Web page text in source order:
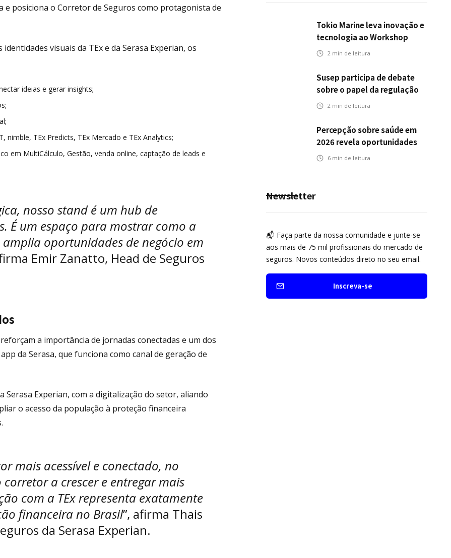
posiciona o Corretor de Seguros como protagonista de
visuais da TEx e da Serasa Experian, os
ideias e gerar insights;
nimble, TEx Predicts, TEx Mercado e TEx Analytics;
em MultiCálculo, Gestão, venda online, captação de leads e
nosso stand é um hub de
É um espaço para mostrar como a
amplia oportunidades de negócio em
Emir Zanatto, Head de Seguros
a importância de jornadas conectadas e um dos
da Serasa, que funciona como canal de geração de
Experian, com a digitalização do setor, aliando
o acesso da população à proteção financeira
mais acessível e conectado, no
a crescer e entregar mais
com a TEx representa exatamente
financeira no Brasil”, afirma Thais
da Serasa Experian.
Tokio Marine leva inovação e
tecnologia ao Workshop
Integrativo da Poli-USP
2 min de leitura
Susep participa de debate
sobre o papel da regulação
na transição climática
2 min de leitura
Percepção sobre saúde em
2026 revela oportunidades
para o mercado de seguros
6 min de leitura
Newsletter
📬 Faça parte da nossa comunidade e junte-se
aos mais de 75 mil profissionais do mercado de
seguros. Novos conteúdos direto no seu email.
Inscreva-se